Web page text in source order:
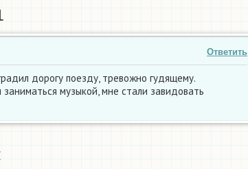
Ответить
дорогу поезду, тревожно гудящему.
заниматься музыкой, мне стали завидовать